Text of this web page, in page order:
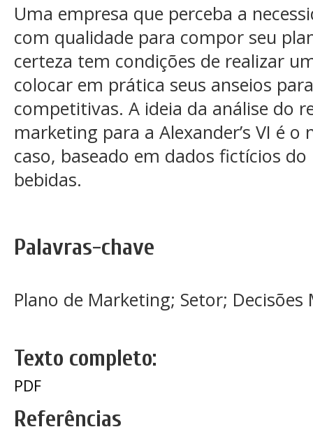
Uma empresa que perceba a
com qualidade para compor seu
certeza tem condições de realizar
colocar em prática seus anseios
competitivas. A ideia da análise do
marketing para a Alexander’s VI é
caso, baseado em dados fictícios
bebidas.
Palavras-chave
Plano de Marketing; Setor; Decisões
Texto completo:
PDF
Referências